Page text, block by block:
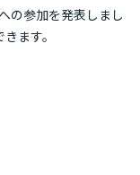
の参加を発表しまし
ます。